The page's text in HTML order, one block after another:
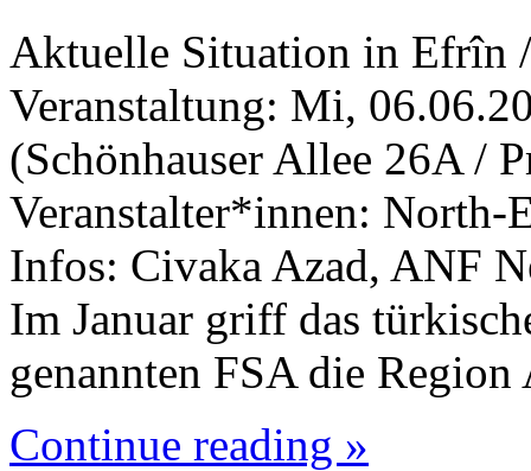
Aktuelle Situation in Efrîn
Veranstaltung: Mi,
(Schönhauser Allee 26A /
Veranstalter*innen:
Infos: Civaka Azad, ANF
Im Januar griff das
genannten FSA die
Continue reading »